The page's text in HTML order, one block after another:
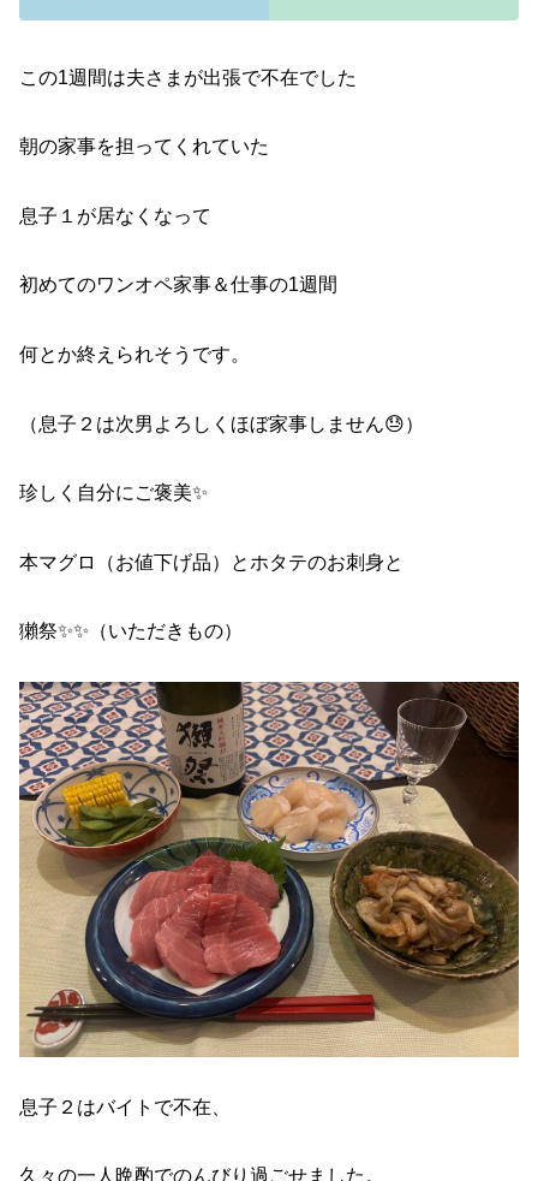
この1週間は夫さまが出張で不在でした
朝の家事を担ってくれていた
息子１が居なくなって
初めてのワンオペ家事＆仕事の1週間
何とか終えられそうです。
（息子２は次男よろしくほぼ家事しません😓）
珍しく自分にご褒美✨
本マグロ（お値下げ品）とホタテのお刺身と
獺祭✨✨（いただきもの）
息子２はバイトで不在、
久々の一人晩酌でのんびり過ごせました。